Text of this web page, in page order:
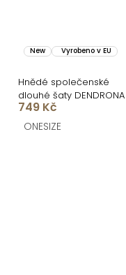
New Vyrobeno v EU
Hnědé společenské
dlouhé šaty
výstřihem
749 Kč
ONESIZE